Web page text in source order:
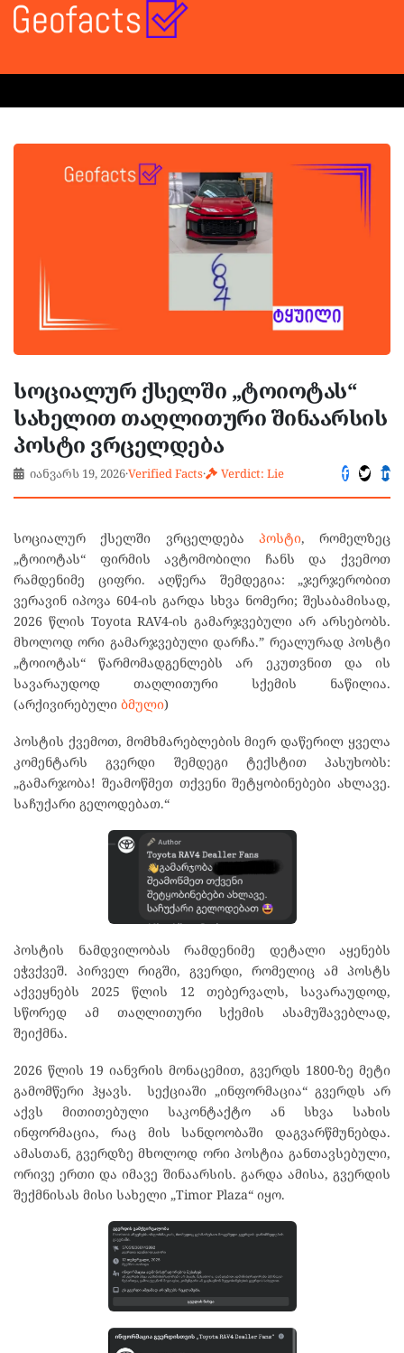
სოციალურ ქსელში „ტოიოტას“
სახელით თაღლითური შინაარსის
პოსტი ვრცელდება
იანვარს 19, 2026·Verified Facts· Verdict: Lie
სოციალურ ქსელში ვრცელდება პოსტი, რომელზეც
„ტოიოტას“ ფირმის ავტომობილი ჩანს და ქვემოთ
რამდენიმე ციფრი. აღწერა შემდეგია: „ჯერჯერობით
ვერავინ იპოვა 604-ის გარდა სხვა ნომერი; შესაბამისად,
2026 წლის Toyota RAV4-ის გამარჯვებული არ არსებობს.
მხოლოდ ორი გამარჯვებული დარჩა.” რეალურად პოსტი
„ტოიოტას“ წარმომადგენლებს არ ეკუთვნით და ის
სავარაუდოდ თაღლითური სქემის ნაწილია.
(არქივირებული ბმული)
პოსტის ქვემოთ, მომხმარებლების მიერ დაწერილ ყველა
კომენტარს გვერდი შემდეგი ტექსტით პასუხობს:
„გამარჯობა! შეამოწმეთ თქვენი შეტყობინებები ახლავე.
საჩუქარი გელოდებათ.“
პოსტის ნამდვილობას რამდენიმე დეტალი აყენებს
ეჭვქვეშ. პირველ რიგში, გვერდი, რომელიც ამ პოსტს
აქვეყნებს 2025 წლის 12 თებერვალს, სავარაუდოდ,
სწორედ ამ თაღლითური სქემის ასამუშავებლად,
შეიქმნა.
2026 წლის 19 იანვრის მონაცემით, გვერდს 1800-ზე მეტი
გამომწერი ჰყავს. სექციაში „ინფორმაცია“ გვერდს არ
აქვს მითითებული საკონტაქტო ან სხვა სახის
ინფორმაცია, რაც მის სანდოობაში დაგვარწმუნებდა.
ამასთან, გვერდზე მხოლოდ ორი პოსტია განთავსებული,
ორივე ერთი და იმავე შინაარსის. გარდა ამისა, გვერდის
შექმნისას მისი სახელი „Timor Plaza“ იყო.